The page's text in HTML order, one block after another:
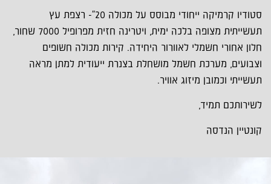
סטודיו קרמיקה ייחודי מבוסס על מכולה 20"- רצפת עץ
תעשייתית מצופה בלכה ימית, ויטרינה חזית מפרופיל 7000 שחור,
חלון אחורי חשמלי לאוורור היחידה. קירות מכולה חשופים
וצבועים, מערכת חשמל מושחלת בצנרת ייעודית למתן מראה
תעשייתי וכמובן מיזוג אוויר.
לשירותכם תמיד,
קונטיין הנדסה